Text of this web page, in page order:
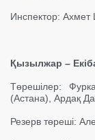
Инспектор:
Қызылжар –
Төрешілер:
(Астана), Ардақ
Резерв төреші: